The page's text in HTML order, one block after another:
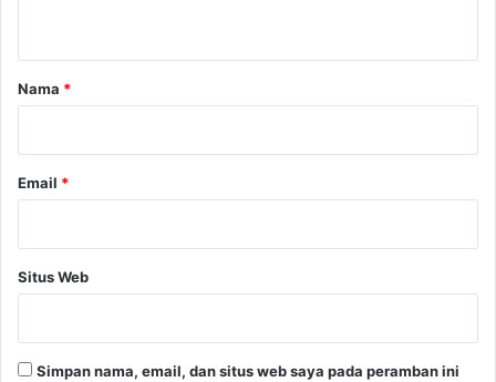
r
Nama *
Email *
Situs Web
Simpan nama, email, dan situs web saya pada peramban ini